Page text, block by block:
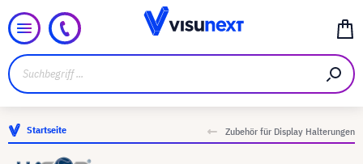
Startseite Zubehör für Display Halterungen